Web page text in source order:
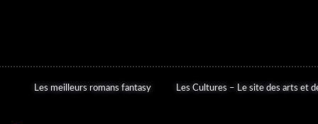
Les meilleurs romans fantasy Les Cultures – Le site des arts et